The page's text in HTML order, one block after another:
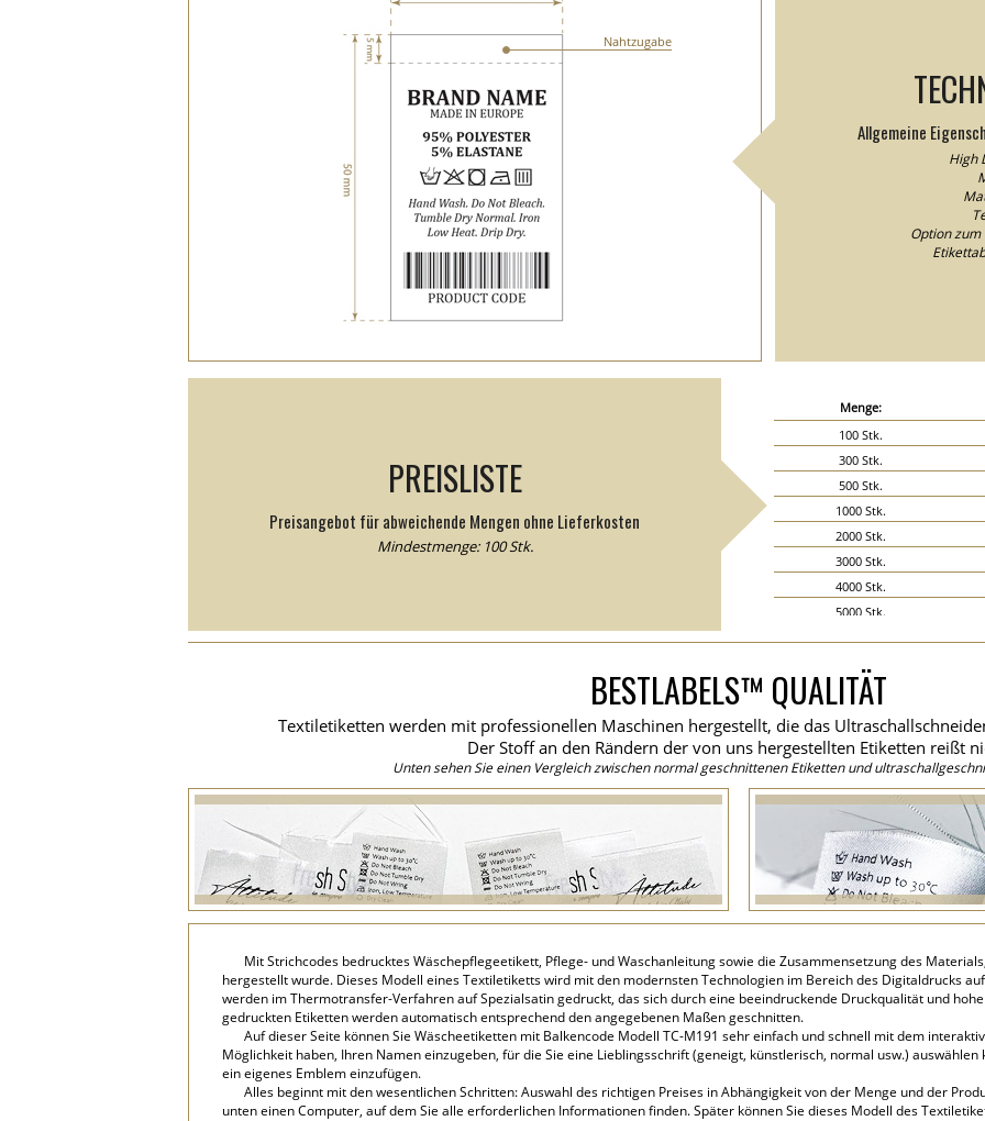
Allgemeine
High
Option zum
Nahtzugabe
PREISLISTE
Preisangebot für abweichende Mengen ohne Lieferkosten
Mindestmenge: 100 Stk.
Menge:
100 Stk.
300 Stk.
500 Stk.
1000 Stk.
2000 Stk.
3000 Stk.
4000 Stk.
5000 Stk.
8000 Stk.
10000 Stk.
15000 Stk.
20000 Stk.
BESTLABELS™ QUALITÄT
Textiletiketten werden mit professionellen Maschinen hergestellt, die das
Der Stoff an den Rändern der von uns hergestellten Etiketten reißt
Unten sehen Sie einen Vergleich zwischen normal geschnittenen Etiketten und
Mit Strichcodes bedrucktes Wäschepflegeetikett, Pflege- und Waschanleitung sowie die Zusammensetzung des
hergestellt wurde. Dieses Modell eines Textiletiketts wird mit den modernsten Technologien im Bereich des Digitaldrucks
werden im Thermotransfer-Verfahren auf Spezialsatin gedruckt, das sich durch eine beeindruckende Druckqualität und
gedruckten Etiketten werden automatisch entsprechend den angegebenen Maßen geschnitten.
Auf dieser Seite können Sie Wäscheetiketten mit Balkencode Modell TC-M191 sehr einfach und schnell mit dem
Möglichkeit haben, Ihren Namen einzugeben, für die Sie eine Lieblingsschrift (geneigt, künstlerisch, normal usw.)
ein eigenes Emblem einzufügen.
Alles beginnt mit den wesentlichen Schritten: Auswahl des richtigen Preises in Abhängigkeit von der Menge und der
unten einen Computer, auf dem Sie alle erforderlichen Informationen finden. Später können Sie dieses Modell des